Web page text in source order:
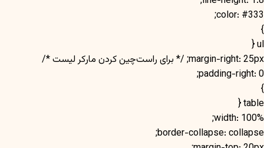
color: #333;
}
ul {
margin-right: 25px; /* برای راست‌چین کردن مارکر لیست */
padding-right: 0;
}
table {
width: 100%;
border-collapse: collapse;